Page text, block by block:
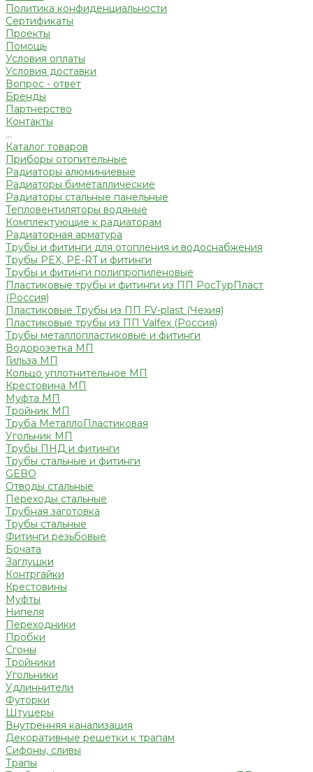
Политика конфиденциальности
Сертификаты
Проекты
Помощь
Условия оплаты
Условия доставки
Вопрос - ответ
Бренды
Партнерство
Контакты
...
Каталог товаров
Приборы отопительные
Радиаторы алюминиевые
Радиаторы биметаллические
Радиаторы стальные панельные
Тепловентиляторы водяные
Комплектующие к радиаторам
Радиаторная арматура
Трубы и фитинги для отопления и водоснабжения
Трубы PEX, PE-RT и фитинги
Трубы и фитинги полипропиленовые
Пластиковые трубы и фитинги из ПП РосТурПласт
(Россия)
Пластиковые Трубы из ПП FV-plast (Чехия)
Пластиковые трубы из ПП Valfex (Россия)
Трубы металлопластиковые и фитинги
Водорозетка МП
Гильза МП
Кольцо уплотнительное МП
Крестовина МП
Муфта МП
Тройник МП
Труба МеталлоПластиковая
Угольник МП
Трубы ПНД и фитинги
Трубы стальные и фитинги
GEBO
Отводы стальные
Переходы стальные
Трубная заготовка
Трубы стальные
Фитинги резьбовые
Бочата
Заглушки
Контргайки
Крестовины
Муфты
Нипеля
Переходники
Пробки
Сгоны
Тройники
Угольники
Удлиннители
Футорки
Штуцеры
Внутренняя канализация
Декоративные решетки к трапам
Сифоны, сливы
Трапы